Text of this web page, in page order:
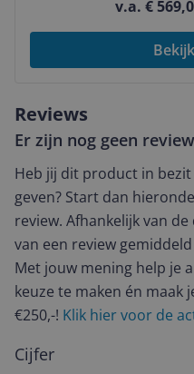
v.a. €
Reviews
Er zijn nog geen
Heb jij dit product in
geven? Start dan
review. Afhankelijk van
van een review
Met jouw mening help je
keuze te maken én maak
€250,-! Klik hier voor de
Cijfer